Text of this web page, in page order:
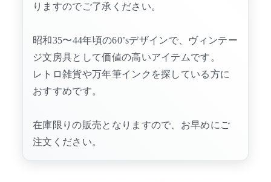
りますのでご了承ください。
昭和35〜44年頃の60’sデザインで、ヴィンテー
ジ文房具として価値の高いアイテムです。
レトロ雑貨や万年筆インクを探している方に
おすすめです。
在庫限りの販売となりますので、お早めにご
注文ください。